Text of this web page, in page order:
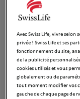
Avec Swiss Life, vivre selon
privée ! Swiss Life et ses
fonctionnement du site,
de la publicité
cookies utilisés et vous
globalement ou de
tout moment modifier vos
gauche de chaque page de